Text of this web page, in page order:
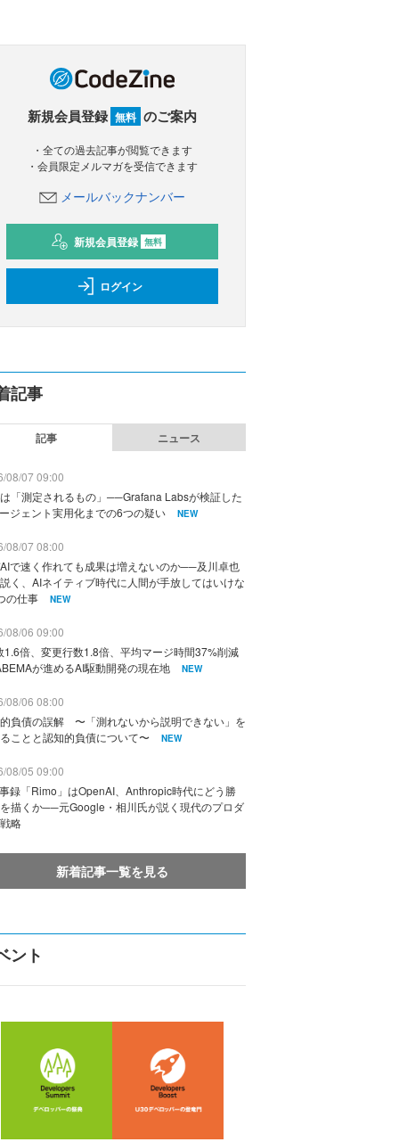
新規会員登録 無料 のご案内
・全ての過去記事が閲覧できます
・会員限定メルマガを受信できます
メールバックナンバー
新規会員登録 無料
ログイン
記事
記事 ニュース
08/07 09:00
「測定されるもの」──Grafana Labsが検証した
ジェント実用化までの6つの疑い
NEW
08/07 08:00
で速く作れても成果は増えないのか──及川卓也
く、AIネイティブ時代に人間が手放してはいけな
の仕事
NEW
08/06 09:00
1.6倍、変更行数1.8倍、平均マージ時間37%削減
が進めるAI駆動開発の現在地
NEW
08/06 08:00
負債の誤解 〜「測れないから説明できない」を
ことと認知的負債について〜
NEW
08/05 09:00
録「Rimo」はOpenAI、Anthropic時代にどう勝
描くか──元Google・相川氏が説く現代のプロダ
略
新着記事一覧を見る
ント